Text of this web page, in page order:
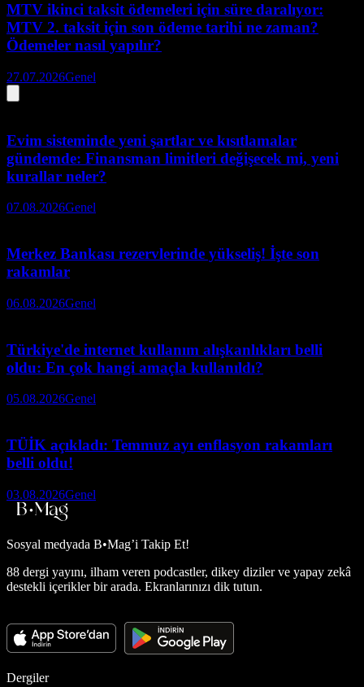
MTV ikinci taksit ödemeleri için süre daralıyor:
MTV 2. taksit için son ödeme tarihi ne zaman?
Ödemeler nasıl yapılır?
27.07.2026Genel
Evim sisteminde yeni şartlar ve kısıtlamalar
gündemde: Finansman limitleri değişecek mi, yeni
kurallar neler?
07.08.2026Genel
Merkez Bankası rezervlerinde yükseliş! İşte son
rakamlar
06.08.2026Genel
Türkiye'de internet kullanım alışkanlıkları belli
oldu: En çok hangi amaçla kullanıldı?
05.08.2026Genel
TÜİK açıkladı: Temmuz ayı enflasyon rakamları
belli oldu!
03.08.2026Genel
Sosyal medyada B•Mag’i Takip Et!
88 dergi yayını, ilham veren podcastler, dikey diziler ve yapay zekâ
destekli içerikler bir arada. Ekranlarınızı dik tutun.
Dergiler